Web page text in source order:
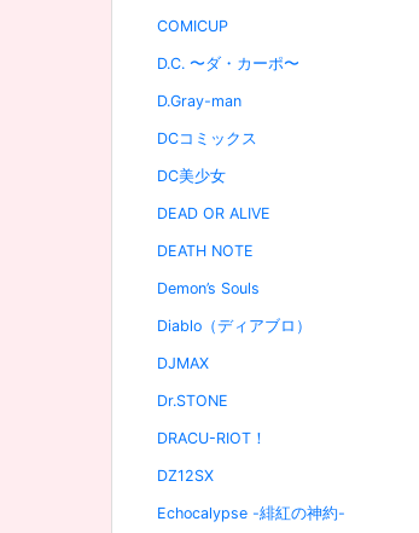
COMICUP
D.C. 〜ダ・カーポ〜
D.Gray-man
DCコミックス
DC美少女
DEAD OR ALIVE
DEATH NOTE
Demon’s Souls
Diablo（ディアブロ）
DJMAX
Dr.STONE
DRACU-RIOT！
DZ12SX
Echocalypse -緋紅の神約-